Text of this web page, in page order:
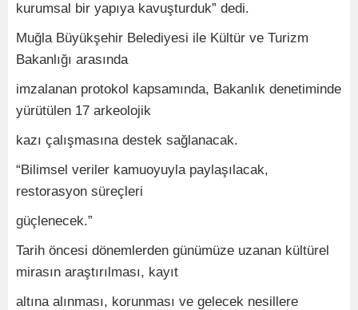
kurumsal bir yapıya kavuşturduk” dedi.
Muğla Büyükşehir Belediyesi ile Kültür ve Turizm
Bakanlığı arasında
imzalanan protokol kapsamında, Bakanlık denetiminde
yürütülen 17 arkeolojik
kazı çalışmasına destek sağlanacak.
“Bilimsel veriler kamuoyuyla paylaşılacak,
restorasyon süreçleri
güçlenecek.”
Tarih öncesi dönemlerden günümüze uzanan kültürel
mirasın araştırılması, kayıt
altına alınması, korunması ve gelecek nesillere